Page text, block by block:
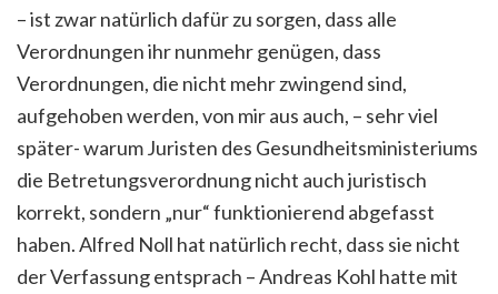
– ist zwar natürlich dafür zu sorgen, dass alle
Verordnungen ihr nunmehr genügen, dass
Verordnungen, die nicht mehr zwingend sind,
aufgehoben werden, von mir aus auch, – sehr viel
später- warum Juristen des Gesundheitsministeriums
die Betretungsverordnung nicht auch juristisch
korrekt, sondern „nur“ funktionierend abgefasst
haben. Alfred Noll hat natürlich recht, dass sie nicht
der Verfassung entsprach – Andreas Kohl hatte mit